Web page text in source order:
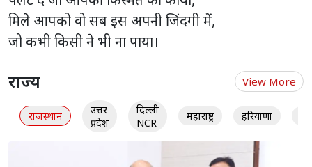
मिले आपको वो सब इस अपनी जिंदगी में,
जो कभी किसी ने भी ना पाया।
राज्य View More
राजस्थान
उत्तर
प्रदेश
दिल्ली
NCR
महाराष्ट्र हरियाणा